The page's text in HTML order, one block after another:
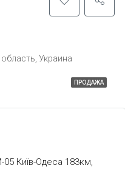
ПРОДАЖА
Украина
Київ-Одеса 183км,